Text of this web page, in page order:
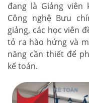
đang là Giảng viên
Công nghệ Bưu
giảng, các học viên
tỏ ra hào hứng và
năng cần thiết để
kế toán.